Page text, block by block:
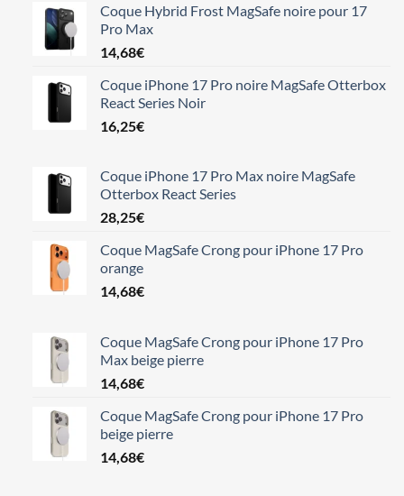
Coque Hybrid Frost MagSafe noire pour 17
Pro Max
14,68€
Coque iPhone 17 Pro noire MagSafe Otterbox
React Series Noir
16,25€
Coque iPhone 17 Pro Max noire MagSafe
Otterbox React Series
28,25€
Coque MagSafe Crong pour iPhone 17 Pro
orange
14,68€
Coque MagSafe Crong pour iPhone 17 Pro
Max beige pierre
14,68€
Coque MagSafe Crong pour iPhone 17 Pro
beige pierre
14,68€